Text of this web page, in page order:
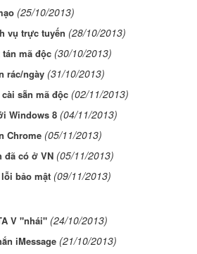
(25/10/2013)
vụ trực tuyến (28/10/2013)
mã độc (30/10/2013)
rác/ngày (31/10/2013)
sẵn mã độc (02/11/2013)
Windows 8 (04/11/2013)
Chrome (05/11/2013)
đã có ở VN (05/11/2013)
bảo mật (09/11/2013)
V "nhái" (24/10/2013)
iMessage (21/10/2013)